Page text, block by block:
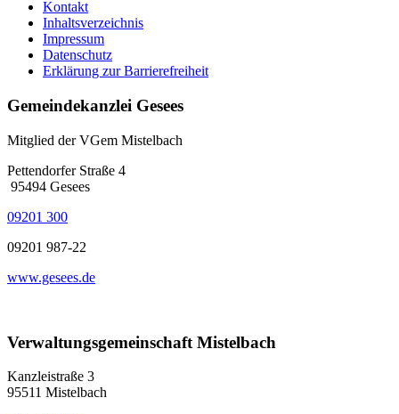
Kontakt
Inhaltsverzeichnis
Impressum
Datenschutz
Erklärung zur Barrierefreiheit
Gemeindekanzlei Gesees
Mitglied der VGem Mistelbach
Pettendorfer Straße 4
95494 Gesees
09201 300
09201 987-22
www.gesees.de
Verwaltungsgemeinschaft Mistelbach
Kanzleistraße 3
95511 Mistelbach